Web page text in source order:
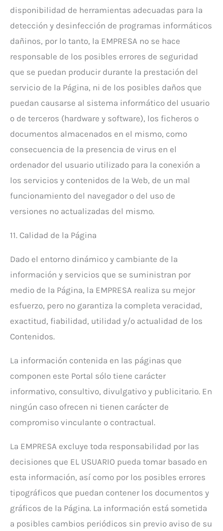
disponibilidad de herramientas adecuadas para la
detección y desinfección de programas informáticos
dañinos, por lo tanto, la EMPRESA no se hace
responsable de los posibles errores de seguridad
que se puedan producir durante la prestación del
servicio de la Página, ni de los posibles daños que
puedan causarse al sistema informático del usuario
o de terceros (hardware y software), los ficheros o
documentos almacenados en el mismo, como
consecuencia de la presencia de virus en el
ordenador del usuario utilizado para la conexión a
los servicios y contenidos de la Web, de un mal
funcionamiento del navegador o del uso de
versiones no actualizadas del mismo.
11. Calidad de la Página
Dado el entorno dinámico y cambiante de la
información y servicios que se suministran por
medio de la Página, la EMPRESA realiza su mejor
esfuerzo, pero no garantiza la completa veracidad,
exactitud, fiabilidad, utilidad y/o actualidad de los
Contenidos.
La información contenida en las páginas que
componen este Portal sólo tiene carácter
informativo, consultivo, divulgativo y publicitario. En
ningún caso ofrecen ni tienen carácter de
compromiso vinculante o contractual.
La EMPRESA excluye toda responsabilidad por las
decisiones que EL USUARIO pueda tomar basado en
esta información, así como por los posibles errores
tipográficos que puedan contener los documentos y
gráficos de la Página. La información está sometida
a posibles cambios periódicos sin previo aviso de su